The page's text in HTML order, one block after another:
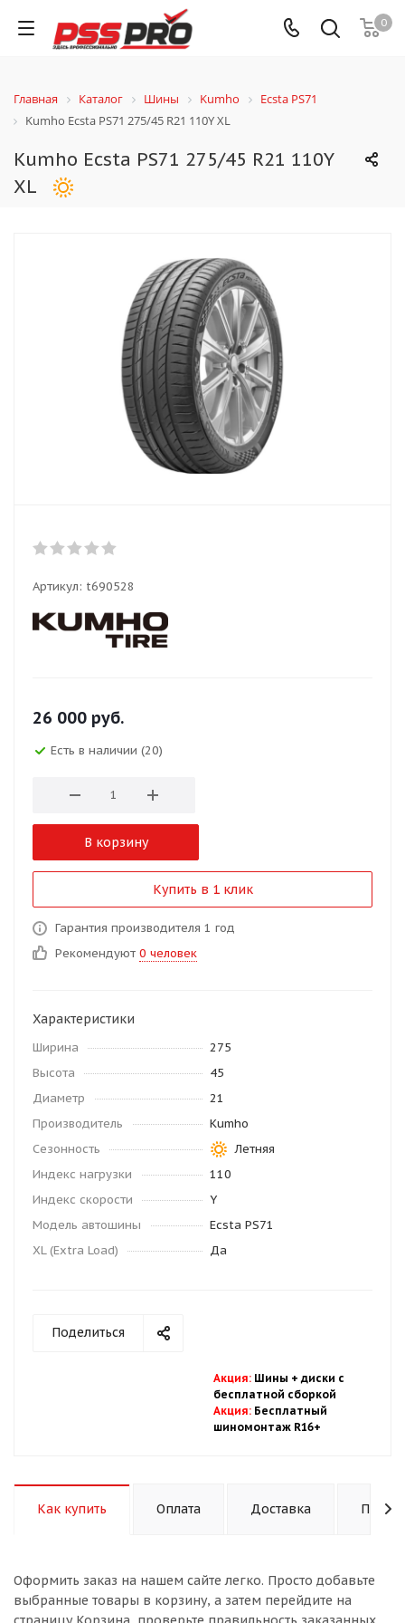
0
Главная Каталог Шины Kumho
Ecsta PS71
Kumho Ecsta PS71 275/45 R21 110Y XL
Kumho Ecsta PS71 275/45 R21 110Y
XL
Артикул: t690528
26 000 руб.
Есть в наличии (20)
В корзину
Купить в 1 клик
Гарантия производителя 1 год
Рекомендуют 0 человек
Характеристики
Ширина
275
Высота
45
Диаметр
21
Производитель
Kumho
Сезонность
Летняя
Индекс нагрузки
110
Индекс скорости
Y
Модель автошины
Ecsta PS71
XL (Extra Load)
Да
Поделиться
Акция: Шины + диски с
бесплатной сборкой
Акция: Бесплатный
шиномонтаж R16+
Как купить Оплата Доставка
Оформить заказ на нашем сайте легко. Просто добавьте
выбранные товары в корзину, а затем перейдите на